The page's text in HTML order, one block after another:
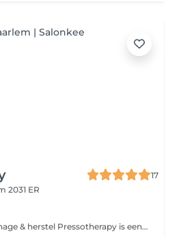
17
2031 ER
Pressotherapy lymfedrainage & herstel Pressotherapy is een mechanische compressietherapie waarbij speciale compressie-manchetten met ritmische luchtdruk het lymfesysteem en de bloedcirculatie stimuleren. Deze techniek, ook bekend als intermitterende pneumatische compressie, wordt in de medische en fysiotherapeutische praktijk toegepast ter ondersteuning van lymfedrainage en vochtregulatie. Door de gecontroleerde drukgolven kan de behandeling helpen bij het verminderen van vochtophoping (oedeem) en het ondersteunen van de afvoer van lymfevocht. Veel mensen ervaren daarnaast verlichting van zware of vermoeide benen, bijvoorbeeld na lang staan, zitten of intensieve belasting. Wetenschappelijk onderbouwde toepassingen Ondersteuning van lymfedrainage Vermindering van vochtophoping (oedeem) Stimulatie van bloedcirculatie in de benen Ondersteuning bij herstel na lichamelijke inspanning Kan worden toegepast in herstelprogramma's na bepaalde operaties (alleen wanneer medisch toegestaan) Daarnaast wordt deze vorm van ritmische compressie door sommige therapeuten gebruikt als ondersteunende behandeling bij stress- en burn-outklachten, omdat de behandeling het lichaam helpt te ontspannen en de doorbloeding ondersteunt. Voor wie niet geschikt Pressotherapy wordt niet aangeraden bij: actieve trombose of ernstige vaatproblemen ernstige hart- en vaatziekten acute infecties of ontstekingen onbehandelde hypertensie (hoge bloeddruk) zwangerschap (tenzij medisch toegestaan) Bij twijfel kijken we altijd samen of de behandeling veilig voor je is. Moment voor jezelf Pressotherapy kan ook simpelweg een rustmoment voor jezelf zijn. Je ligt comfortabel terwijl de behandeling het werk doet zonder inspanning of gedoe. Neem gerust je favoriete rustgevende muziek mee, of vraag ons om een playlist. Sluit even af van de drukte en geef je lichaam tijd om te herstellen. Abonnement mogelijk Omdat lymfedrainage vaak regelmatige stimulatie nodig heeft, biedt Reward-Beauty ook een abonnement voor deze behandeling. Zo kun je het lichaam structureel ondersteunen in herstel en balans. Reward yourself.